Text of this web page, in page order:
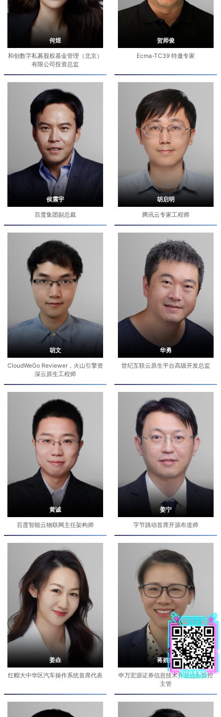
何煜
和创数字私募股权基金管理（北京）
有限公司投资总监
贺师俊
Ecma-TC39 特邀专家
侯震宇
百度集团副总裁
胡启明
腾讯云专家工程师
胡文
CloudWeGo Reviewer，火山引擎资
深云原生工程师
华勇
世纪互联云原生平台高级开发总监
黄诚
百度智能云物联网主任架构师
姜宁
字节跳动首席开源布道师
姜垚
红帽大中华区汽车操作系统首席代表
蒋娇妹
申万宏源证券信息技术开发总部质控
主管